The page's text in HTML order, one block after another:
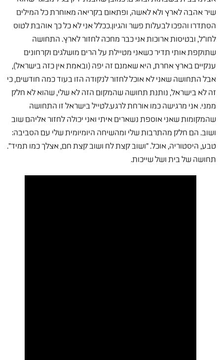
שיר אהבה לארץ ולא לאשה, ופתאום בקריאה מאוחרת כל המילים
הסתדרו והפכו לבעלות פשר והגיון.ככלל אני לא כל כך אוהבת לטוס
לחו״ל, ובטיסות ארוכות אני כבר מחכה לחזור לארץ. התחושה
שתוקפת אותי תדיר כשאני מטיילת על הרים מושלגים וקרחונים
ענקיים בארץ אחרת, היא שאמנם זה יפה (ובאמת אין כזה בישראל),
אבל התחושה שאני לא אוכל לחזור לנקודה הזו בעוד כמה חודשים, כי
זה לא בישראל, נותנת תחושה שהמקום הזה לא שלי, שהוא לא חלק
ממני. אני מרגישה כמו אורחת לרגע.לטייל בישראל זו התחושה
שהמקומות שאני אוספת נשארים איתי ואני יכולה לחזור אליהם שוב
ושוב. הם חלק מהתרבות שלי ומהשיחה היומיומית שלי עם הסביבה:
טבע, היסטוריה, אוכל. ״ושוב קצת לח ושוב קצת חם, אצלך כמו תמיד״.
תחושה של בית ושל שייכות.